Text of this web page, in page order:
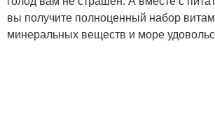
вы получите полноценный набор
минеральных веществ и море